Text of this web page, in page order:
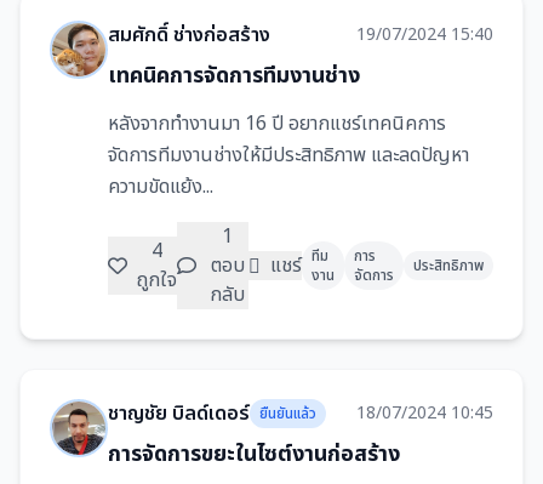
สมศักดิ์ ช่างก่อสร้าง 19/07/2024 15:40
เทคนิคการจัดการทีมงานช่าง
หลังจากทำงานมา 16 ปี อยากแชร์เทคนิคการ
จัดการทีมงานช่างให้มีประสิทธิภาพ และลดปัญหา
ความขัดแย้ง...
4
ถูกใจ
1
ตอบ
กลับ
แชร์ ทีม
งาน
การ
จัดการ
ประสิทธิภาพ
ชาญชัย บิลด์เดอร์ ยืนยันแล้ว 18/07/2024 10:45
การจัดการขยะในไซต์งานก่อสร้าง